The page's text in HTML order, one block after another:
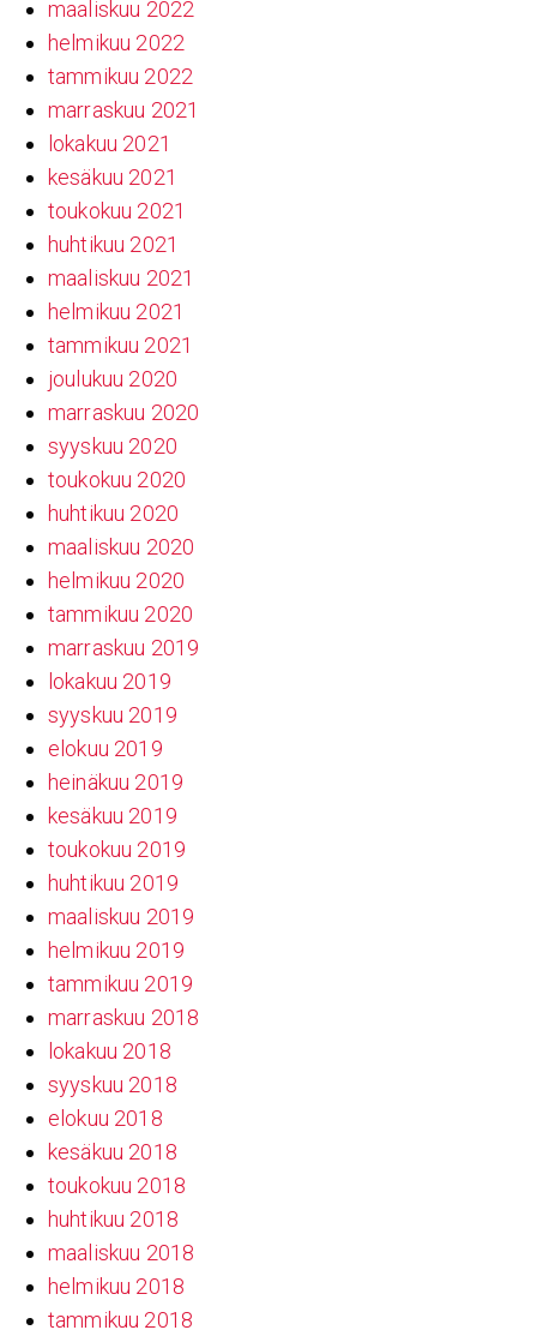
maaliskuu 2022
helmikuu 2022
tammikuu 2022
marraskuu 2021
lokakuu 2021
kesäkuu 2021
toukokuu 2021
huhtikuu 2021
maaliskuu 2021
helmikuu 2021
tammikuu 2021
joulukuu 2020
marraskuu 2020
syyskuu 2020
toukokuu 2020
huhtikuu 2020
maaliskuu 2020
helmikuu 2020
tammikuu 2020
marraskuu 2019
lokakuu 2019
syyskuu 2019
elokuu 2019
heinäkuu 2019
kesäkuu 2019
toukokuu 2019
huhtikuu 2019
maaliskuu 2019
helmikuu 2019
tammikuu 2019
marraskuu 2018
lokakuu 2018
syyskuu 2018
elokuu 2018
kesäkuu 2018
toukokuu 2018
huhtikuu 2018
maaliskuu 2018
helmikuu 2018
tammikuu 2018